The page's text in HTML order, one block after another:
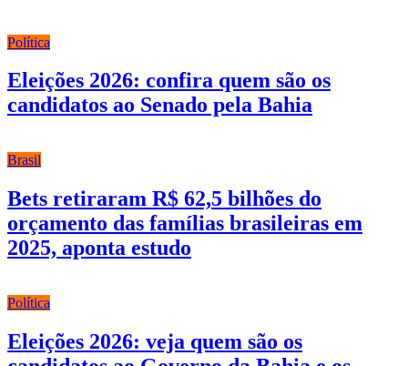
Política
Eleições 2026: confira quem são os
candidatos ao Senado pela Bahia
Brasil
Bets retiraram R$ 62,5 bilhões do
orçamento das famílias brasileiras em
2025, aponta estudo
Política
Eleições 2026: veja quem são os